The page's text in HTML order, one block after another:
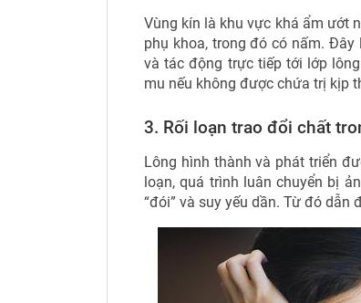
Vùng kín là khu vực khá ẩm ướt
phụ khoa, trong đó có nấm.
và tác động trực tiếp tới lớp
mu nếu không được chứa trị kịp
3. Rối loạn trao đổi chất
Lông hình thành và phát triển
loạn, quá trình luân chuyển bị
“đói” và suy yếu dần. Từ đó